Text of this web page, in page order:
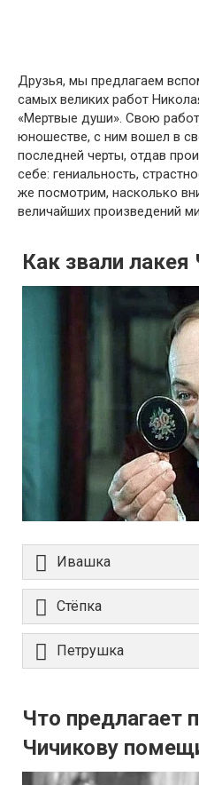
Друзья, мы предлагаем
самых великих работ
«Мертвые души». Свою
юношестве, с ним вошел в
последней черты, отдав
себе: гениальность,
же посмотрим, насколько
величайших произведений
Как звали лакея
Ивашка
Стёпка
Петрушка
Что предлагает
Чичикову